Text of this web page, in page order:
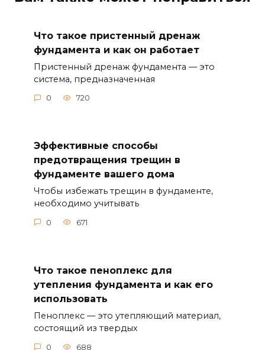
Что такое пристенный дренаж
фундамента и как он работает
Пристенный дренаж фундамента — это
система, предназначенная
0 720
Эффективные способы
предотвращения трещин в
фундаменте вашего дома
Чтобы избежать трещин в фундаменте,
необходимо учитывать
0 671
Что такое пеноплекс для
утепления фундамента и как его
использовать
Пеноплекс — это утепляющий материал,
состоящий из твердых
0 688